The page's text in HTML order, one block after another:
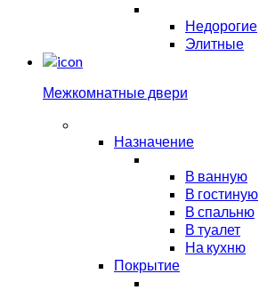
Недорогие
Элитные
Межкомнатные двери
Назначение
В ванную
В гостиную
В спальню
В туалет
На кухню
Покрытие